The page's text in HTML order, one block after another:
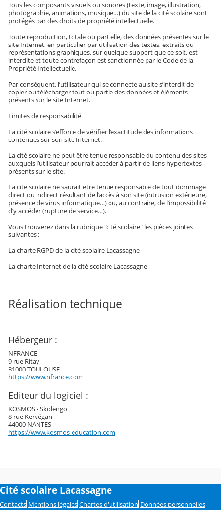
Tous les composants visuels ou sonores (texte, image, illustration,
photographie, animations, musique…) du site de la cité scolaire sont
protégés par des droits de propriété intellectuelle.
Toute reproduction, totale ou partielle, des données présentes sur le
site Internet, en particulier par utilisation des textes, extraits ou
représentations graphiques, sur quelque support que ce soit, est
interdite et toute contrefaçon est sanctionnée par le Code de la
Propriété Intellectuelle.
Par conséquent, l’utilisateur qui se connecte au site s’interdit de
copier ou télécharger tout ou partie des données et éléments
présents sur le site Internet.
Limites de responsabilité
La cité scolaire s’efforce de vérifier l’exactitude des informations
contenues sur son site Internet.
La cité scolaire ne peut être tenue responsable du contenu des sites
auxquels l’utilisateur pourrait accéder à partir de liens hypertextes
présents sur le site.
La cité scolaire ne saurait être tenue responsable de tout dommage
direct ou indirect résultant de l’accès à son site (intrusion extérieure,
présence de virus informatique…) ou, au contraire, de l’impossibilité
d’y accéder (rupture de service…).
Vous trouverez dans la rubrique "cité scolaire" les pièces jointes
suivantes :
La charte RGPD de la cité scolaire Lacassagne
La charte Internet de la cité scolaire Lacassagne
Réalisation technique
Hébergeur :
NFRANCE
9 rue Ritay
31000 TOULOUSE
https://www.nfrance.com
Editeur du logiciel :
KOSMOS - Skolengo
8 rue Kervégan
44000 NANTES
https://www.kosmos-education.com
Cité scolaire Lacassagne
Contacts Mentions légales Chartes d'utilisation Données personnelles